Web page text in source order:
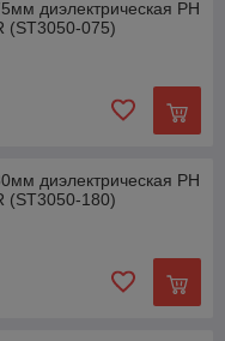
диэлектрическая PH
(ST3050-075)
диэлектрическая PH
(ST3050-180)